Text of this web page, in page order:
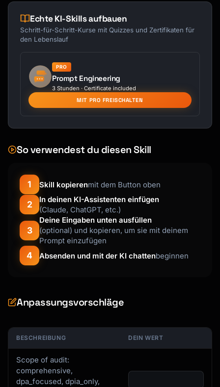
Echte KI-Skills aufbauen
Schritt-für-Schritt-Kurse mit Quizzes und Zertifikaten für
den Lebenslauf
PRO
Prompt Engineering
3 Stunden · Certificate included
MIT PRO FREISCHALTEN
So verwendest du diesen Skill
1 Skill kopierenmit dem Button oben
2
In deinen KI-Assistenten einfügen
(Claude, ChatGPT, etc.)
3
Deine Eingaben unten ausfüllen
(optional) und kopieren, um sie mit deinem
Prompt einzufügen
4 Absenden und mit der KI chattenbeginnen
Anpassungsvorschläge
BESCHREIBUNG DEIN WERT
Scope of audit:
comprehensive,
dpa_focused, dpia_only,